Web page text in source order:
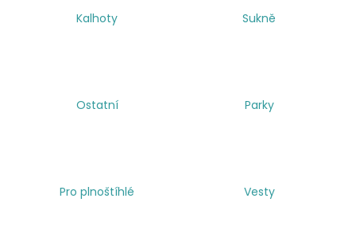
Kalhoty Sukně
Ostatní Parky
Pro plnoštíhlé Vesty